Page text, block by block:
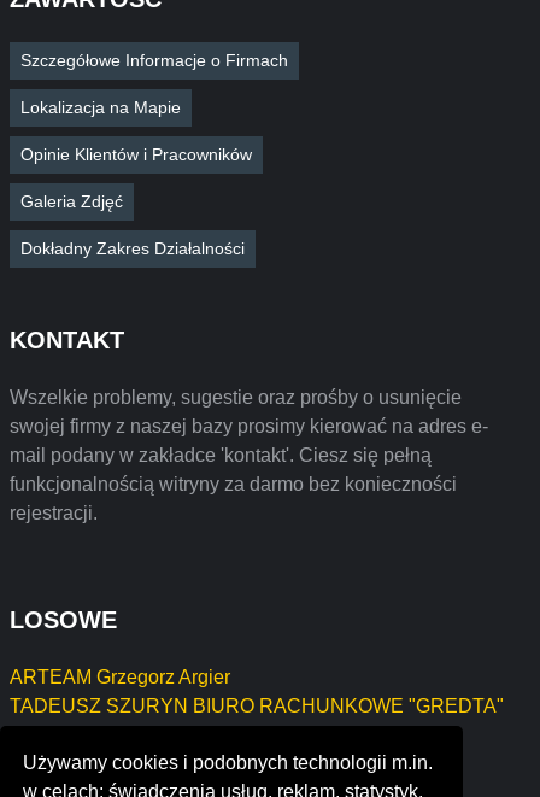
Używamy cookies i podobnych technologii m.in.
w celach: świadczenia usług, reklam, statystyk.
Szczegółowe Informacje o Firmach
Lokalizacja na Mapie
Opinie Klientów i Pracowników
Galeria Zdjęć
Dokładny Zakres Działalności
KONTAKT
Wszelkie problemy, sugestie oraz prośby o usunięcie
swojej firmy z naszej bazy prosimy kierować na adres e-
mail podany w zakładce 'kontakt'. Ciesz się pełną
funkcjonalnością witryny za darmo bez konieczności
rejestracji.
LOSOWE
ARTEAM Grzegorz Argier
TADEUSZ SZURYN BIURO RACHUNKOWE "GREDTA"
"PATERA" WERONIKA WIERZCHOWSKA
assist informatica